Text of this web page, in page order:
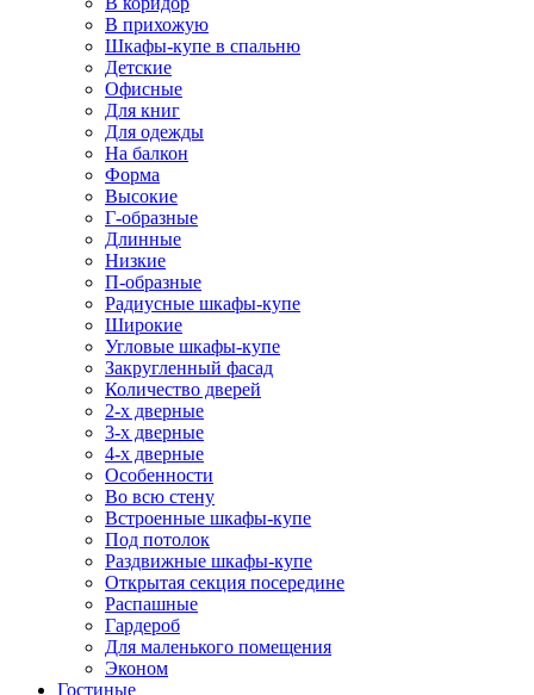
В прихожую
Шкафы-купе в спальню
Детские
Офисные
Для книг
Для одежды
На балкон
Форма
Высокие
Г-образные
Длинные
Низкие
П-образные
Радиусные шкафы-купе
Широкие
Угловые шкафы-купе
Закругленный фасад
Количество дверей
2-х дверные
3-х дверные
4-х дверные
Особенности
Во всю стену
Встроенные шкафы-купе
Под потолок
Раздвижные шкафы-купе
Открытая секция посередине
Распашные
Гардероб
Для маленького помещения
Эконом
Гостиные